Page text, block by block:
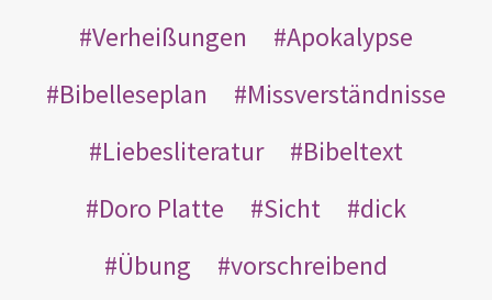
Verheißungen
Apokalypse
Bibelleseplan
Missverständnisse
Liebesliteratur
Bibeltext
Doro Platte
Sicht
dick
Übung
vorschreibend